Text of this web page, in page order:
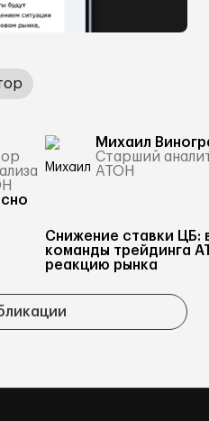
Михаил
Старший
АТОН
Снижение ставки ЦБ:
команды трейдинга
реакцию рынка